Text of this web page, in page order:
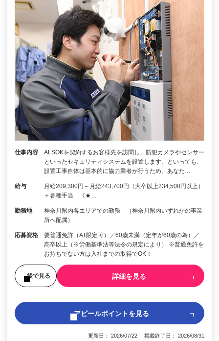
仕事内容
ALSOKを契約するお客様先を訪問し、防犯カメラやセンサー
といったセキュリティシステムを設置します。といっても、
設置工事自体は基本的に協力業者が行うため、あなた…
給与
月給209,300円～月給243,700円（大卒以上234,500円以上）
＋各種手当 《★…
勤務地
神奈川県内各エリアでの勤務 （神奈川県内いずれかの事業
所へ配属）
応募資格
要普通免許（AT限定可）／60歳未満（定年が60歳の為）／
高卒以上（※労働基準法等法令の規定により） ※普通免許を
お持ちでない方は入社までの取得でOK！
後で見る 詳細を見る
アピールポイントを見る
更新日： 2026/07/22 掲載終了日： 2026/08/31